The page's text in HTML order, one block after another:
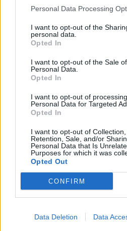
Personal Data Processing
I want to opt-out of the
personal data.
Opted In
I want to opt-out of the Sale
Personal Data.
Opted In
I want to opt-out of
Personal Data for Targeted
Opted In
I want to opt-out of Collection,
Retention, Sale, and/or
Personal Data that Is
Purposes for which it was
Opted Out
CONFIRM
Data Deletion Data